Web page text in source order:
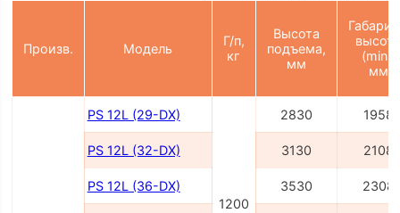
Произв. Модель
Г/п,
кг
Высота
подъема,
мм
(min),
мм
PS 12L (29-DX)
1200
2830 1958
PS 12L (32-DX) 3130 2108
PS 12L (36-DX) 3530 2308